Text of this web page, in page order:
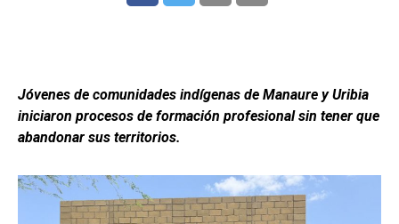
Jóvenes de comunidades indígenas de Manaure y Uribia
iniciaron procesos de formación profesional sin tener que
abandonar sus territorios.